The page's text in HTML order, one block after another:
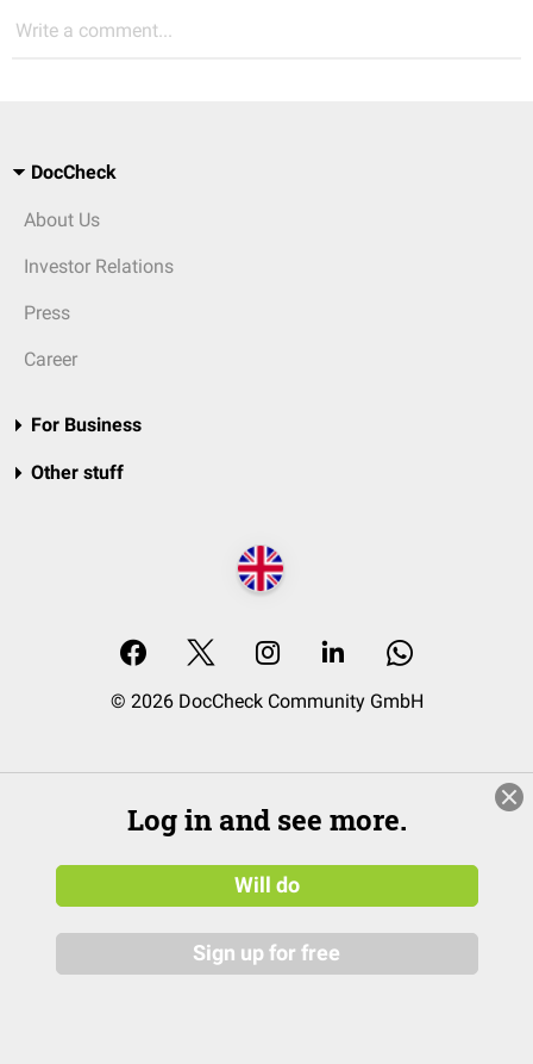
Write a comment...
DocCheck
About Us
Investor Relations
Press
Career
For Business
Other stuff
© 2026 DocCheck Community GmbH
Log in and see more.
Will do
Sign up for free